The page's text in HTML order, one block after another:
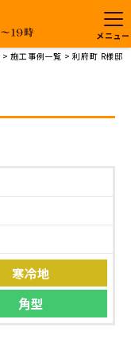
メニュー
施工事例一覧 利府町 R様邸
寒冷地
角型